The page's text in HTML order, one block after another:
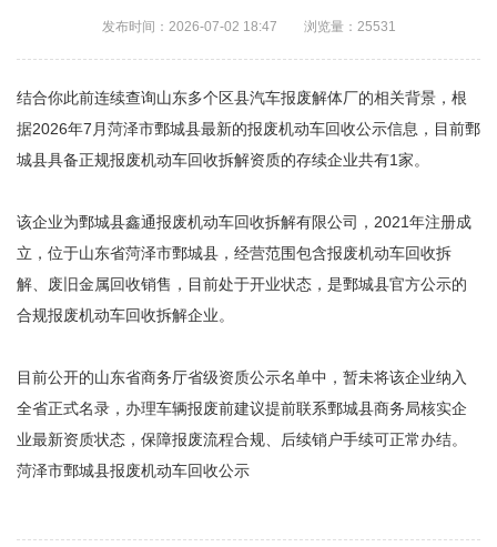
发布时间： 2026-07-02 18:47 浏览量： 25531
结合你此前连续查询山东多个区县汽车报废解体厂的相关背景，根
据2026年7月菏泽市鄄城县最新的报废机动车回收公示信息，目前鄄
城县具备正规报废机动车回收拆解资质的存续企业共有‌1家‌。
该企业为‌鄄城县鑫通报废机动车回收拆解有限公司‌，2021年注册成
立，位于山东省菏泽市鄄城县，经营范围包含报废机动车回收拆
解、废旧金属回收销售，目前处于开业状态，是鄄城县官方公示的
合规报废机动车回收拆解企业。
目前公开的山东省商务厅省级资质公示名单中，暂未将该企业纳入
全省正式名录，办理车辆报废前建议提前联系鄄城县商务局核实企
业最新资质状态，保障报废流程合规、后续销户手续可正常办结。
菏泽市鄄城县报废机动车回收公示